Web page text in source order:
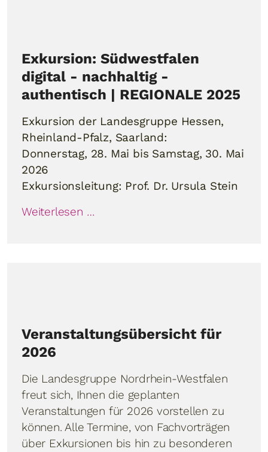
Exkursion: Südwestfalen
digital - nachhaltig -
authentisch | REGIONALE 2025
Exkursion der Landesgruppe Hessen,
Rheinland-Pfalz, Saarland:
Donnerstag, 28. Mai bis Samstag, 30. Mai
2026
Exkursionsleitung: Prof. Dr. Ursula Stein
Weiterlesen …
Veranstaltungsübersicht für
2026
Die Landesgruppe Nordrhein-Westfalen
freut sich, Ihnen die geplanten
Veranstaltungen für 2026 vorstellen zu
können. Alle Termine, von Fachvorträgen
über Exkursionen bis hin zu besonderen